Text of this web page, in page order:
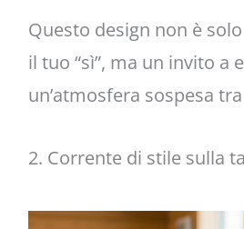
Questo design non è
il tuo “sì”, ma un invito a
un’atmosfera sospesa
2. Corrente di stile sulla